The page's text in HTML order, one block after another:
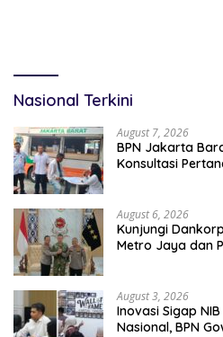
Nasional Terkini
August 7, 2026
BPN Jakarta
Konsultasi
August 6, 2026
Kunjungi
Metro Jaya dan
August 3, 2026
Inovasi Sigap
Nasional, BPN